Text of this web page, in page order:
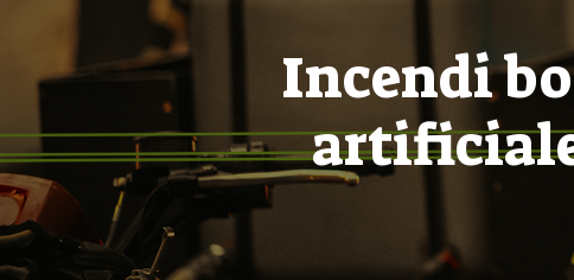
Incendi